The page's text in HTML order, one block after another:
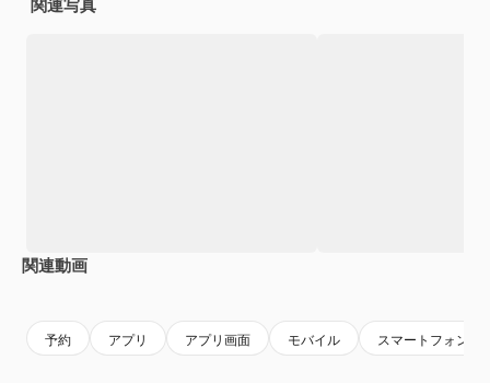
関連動画
予約 アプリ アプリ画面 モバイル スマートフォン